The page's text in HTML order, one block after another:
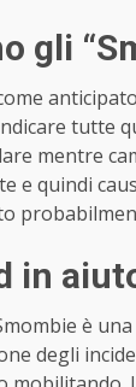
gli
tutte
mentre
e quindi
in
è
degli